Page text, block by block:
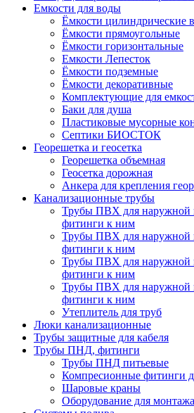
Емкости для воды
Ёмкости цилиндрические
Ёмкости прямоугольные
Ёмкости горизонтальные
Емкости Лепесток
Ёмкости подземные
Ёмкости декоративные
Комплектующие для
Баки для душа
Пластиковые мусорные
Септики БИОСТОК
Георешетка и геосетка
Георешетка объемная
Геосетка дорожная
Анкера для крепления
Канализационные трубы
Трубы ПВХ для наружной
фитинги к ним
Трубы ПВХ для наружной
фитинги к ним
Трубы ПВХ для наружной
фитинги к ним
Трубы ПВХ для наружной
фитинги к ним
Утеплитель для труб
Люки канализационные
Трубы защитные для кабеля
Трубы ПНД, фитинги
Трубы ПНД питьевые
Компресионные фитинги
Шаровые краны
Оборудование для